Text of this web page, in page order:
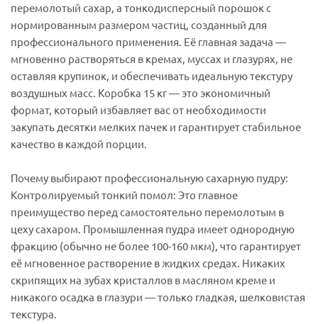
перемолотый сахар, а тонкодисперсный порошок с
нормированным размером частиц, созданный для
профессионального применения. Её главная задача —
мгновенно растворяться в кремах, муссах и глазурях, не
оставляя крупинок, и обеспечивать идеальную текстуру
воздушных масс. Коробка 15 кг — это экономичный
формат, который избавляет вас от необходимости
закупать десятки мелких пачек и гарантирует стабильное
качество в каждой порции.
Почему выбирают профессиональную сахарную пудру:
Контролируемый тонкий помол: Это главное
преимущество перед самостоятельно перемолотым в
цеху сахаром. Промышленная пудра имеет однородную
фракцию (обычно не более 100-160 мкм), что гарантирует
её мгновенное растворение в жидких средах. Никаких
скрипящих на зубах кристаллов в масляном креме и
никакого осадка в глазури — только гладкая, шелковистая
текстура.